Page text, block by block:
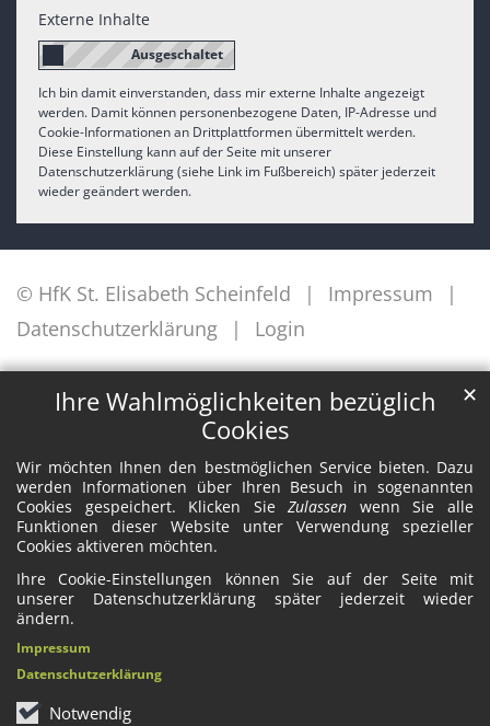
Ihre Wahlmöglichkeiten bezüglich
Cookies
Wir möchten Ihnen den bestmöglichen Service bieten. Dazu
werden Informationen über Ihren Besuch in sogenannten
Cookies gespeichert. Klicken SieZulassen wenn Sie alle
Funktionen dieser Website unter Verwendung spezieller
Cookies aktiveren möchten.
Ihre Cookie-Einstellungen können Sie auf der Seite mit
unserer Datenschutzerklärung später jederzeit wieder
ändern.
Notwendig
✕
Impressum
Datenschutzerklärung
Externe Inhalte
Ich bin damit einverstanden, dass mir externe Inhalte angezeigt
werden. Damit können personenbezogene Daten, IP-Adresse und
Cookie-Informationen an Drittplattformen übermittelt werden.
Diese Einstellung kann auf der Seite mit unserer
Datenschutzerklärung (siehe Link im Fußbereich) später jederzeit
wieder geändert werden.
© HfK St. Elisabeth Scheinfeld
Impressum
Datenschutzerklärung
Login